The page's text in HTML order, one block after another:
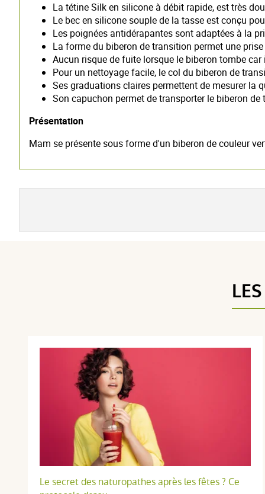
La tétine Silk en silicone à débit rapide, est très
Le bec en silicone souple de la tasse est conçu
Les poignées antidérapantes sont adaptées à la
La forme du biberon de transition permet une
Aucun risque de fuite lorsque le biberon tombe
Pour un nettoyage facile, le col du biberon de
Ses graduations claires permettent de mesurer la
Son capuchon permet de transporter le biberon
Présentation
Mam se présente sous forme d'un biberon de couleur
Le secret des naturopathes après les fêtes ? Ce